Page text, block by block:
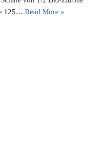
125… Read More »